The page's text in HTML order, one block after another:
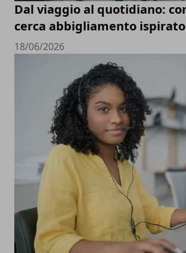
Dal viaggio al quotidiano:
cerca abbigliamento
18/06/2026